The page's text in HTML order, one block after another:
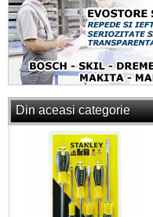
Din aceasi categorie